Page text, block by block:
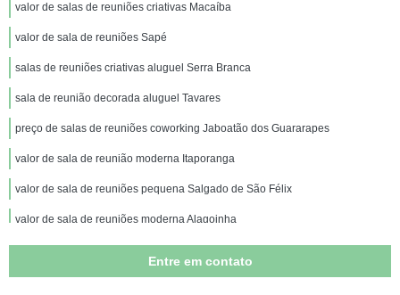
valor de salas de reuniões criativas Macaíba
valor de sala de reuniões Sapé
salas de reuniões criativas aluguel Serra Branca
sala de reunião decorada aluguel Tavares
preço de salas de reuniões coworking Jaboatão dos Guararapes
valor de sala de reunião moderna Itaporanga
valor de sala de reuniões pequena Salgado de São Félix
valor de sala de reuniões moderna Alagoinha
valor de sala de reuniões Solânea
Entre em contato